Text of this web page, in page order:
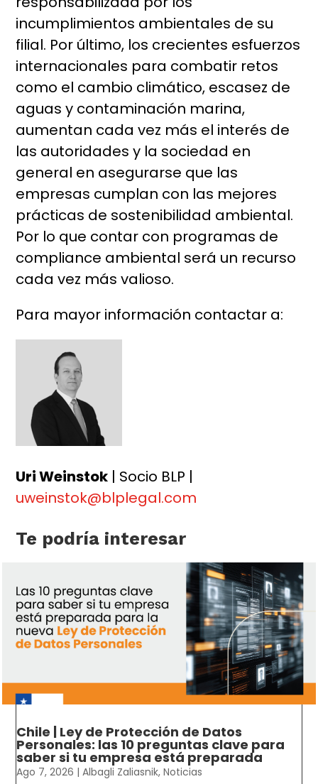
incumplimientos ambientales de su
filial. Por último, los crecientes esfuerzos
internacionales para combatir retos
como el cambio climático, escasez de
aguas y contaminación marina,
aumentan cada vez más el interés de
las autoridades y la sociedad en
general en asegurarse que las
empresas cumplan con las mejores
prácticas de sostenibilidad ambiental.
Por lo que contar con programas de
compliance ambiental será un recurso
cada vez más valioso.
Para mayor información contactar a:
Uri Weinstok | Socio BLP |
uweinstok@blplegal.com
Te podría interesar
Chile | Ley de Protección de Datos
Personales: las 10 preguntas clave para
saber si tu empresa está preparada
Ago 7, 2026 |Albagli Zaliasnik,Noticias